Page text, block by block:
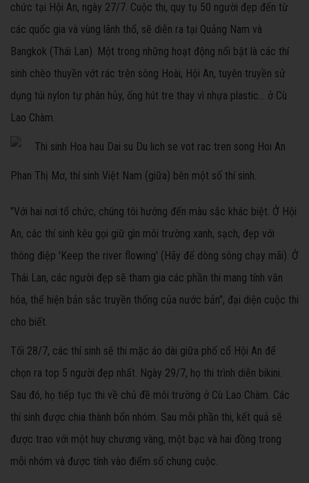
chức tại Hội An, ngày 27/7. Cuộc thi, quy tụ 50 người đẹp đến từ
các quốc gia và vùng lãnh thổ, sẽ diễn ra tại Quảng Nam và
Bangkok (Thái Lan). Một trong những hoạt động nổi bật là các thí
sinh chèo thuyền vớt rác trên sông Hoài, Hội An, tuyên truyền sử
dụng túi nylon tự phân hủy, ống hút tre thay vì nhựa plastic... ở Cù
Lao Chàm.
Phan Thị Mơ, thí sinh Việt Nam (giữa) bên một số thí sinh.
"Với hai nơi tổ chức, chúng tôi hướng đến màu sắc khác biệt. Ở Hội
An, các thí sinh kêu gọi giữ gìn môi trường xanh, sạch, đẹp với
thông điệp 'Keep the river flowing' (Hãy để dòng sông chạy mãi). Ở
Thái Lan, các người đẹp sẽ tham gia các phần thi mang tính văn
hóa, thể hiện bản sắc truyền thống của nước bản", đại diện cuộc thi
cho biết.
Tối 28/7, các thí sinh sẽ thi mặc áo dài giữa phố cổ Hội An để
chọn ra top 5 người đẹp nhất. Ngày 29/7, họ thi trình diễn bikini.
Sau đó, họ tiếp tục thi về chủ đề môi trường ở Cù Lao Chàm. Các
thí sinh được chia thành bốn nhóm. Sau mỗi phần thi, kết quả sẽ
được trao với một huy chương vàng, một bạc và hai đồng trong
mỗi nhóm và được tính vào điểm số chung cuộc.